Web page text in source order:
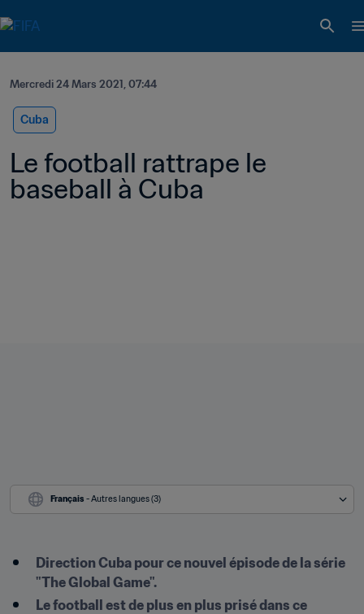
Mercredi 24 Mars 2021, 07:44
Cuba
Le football rattrape le
baseball à Cuba
Français - Autres langues (3)
Direction Cuba pour ce nouvel épisode de la série
"The Global Game".
Le football est de plus en plus prisé dans ce